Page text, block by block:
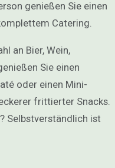
genießen Sie einen
Catering.
an Bier, Wein,
Sie einen
oder einen Mini-
frittierter Snacks.
Selbstverständlich ist